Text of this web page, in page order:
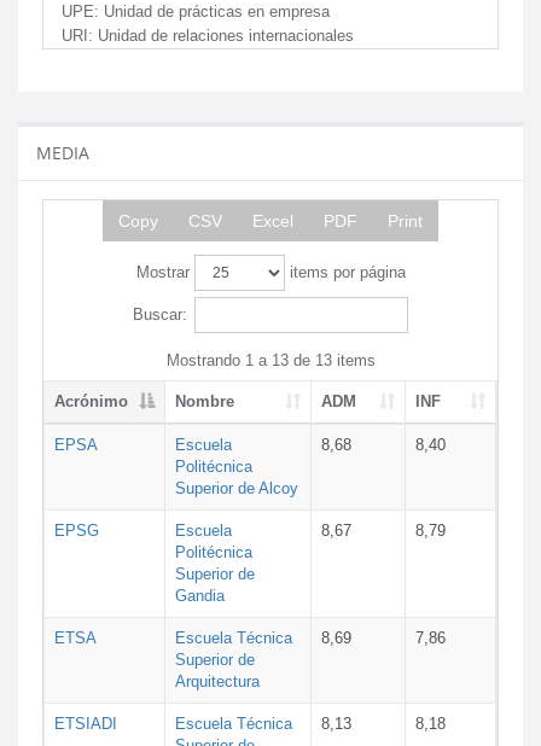
UPE: Unidad de prácticas en empresa
URI: Unidad de relaciones internacionales
MEDIA
Copy CSV Excel PDF Print
Mostrar items por página
Buscar:
Mostrando 1 a 13 de 13 items
Acrónimo Nombre ADM INF
EPSA
Escuela
Politécnica
Superior de Alcoy
8,68 8,40
EPSG
Escuela
Politécnica
Superior de
Gandia
8,67 8,79
ETSA
Escuela Técnica
Superior de
Arquitectura
8,69 7,86
ETSIADI
Escuela Técnica
8,13 8,18